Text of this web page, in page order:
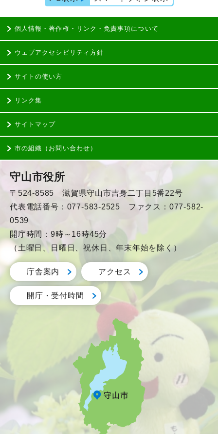
個人情報・著作権・リンク・免責事項について
ウェブアクセシビリティ方針
サイトの使い方
リンク集
サイトマップ
市の組織（お問い合わせ）
守山市役所
〒524-8585 滋賀県守山市吉身二丁目5番22号
代表電話番号：077-583-2525 ファクス：077-582-
0539
開庁時間：9時～16時45分
（土曜日、日曜日、祝休日、年末年始を除く）
庁舎案内 アクセス
開庁・受付時間